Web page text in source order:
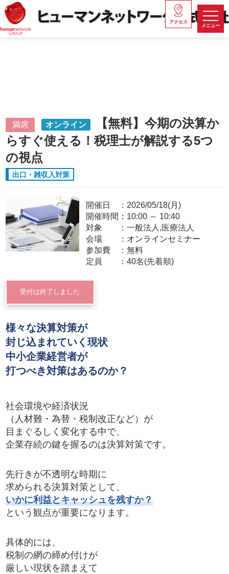
メニュー
アクセス
満席 オンライン
【無料】今期の決算か
らすぐ使える！税理士が解説する5つ
の視点
出口・雑収入対策
開催日
2026/05/18(月)
開催時間： 10:00～ 10:40
対象
一般法人,医療法人
会場
オンラインセミナー
参加費
無料
定員
40名(先着順)
受付は終了しました
様々な決算対策が
封じ込まれていく現状
中小企業経営者が
打つべき対策はあるのか？
社会環境や経済状況
（人材難・為替・税制改正など）が
目まぐるしく変化する中で、
企業存続の鍵を握るのは決算対策です。
先行きが不透明な時期に
求められる決算対策として、
いかに利益とキャッシュを残すか？
という観点が重要になります。
具体的には、
税制の網の締め付けが
厳しい現状を踏まえて